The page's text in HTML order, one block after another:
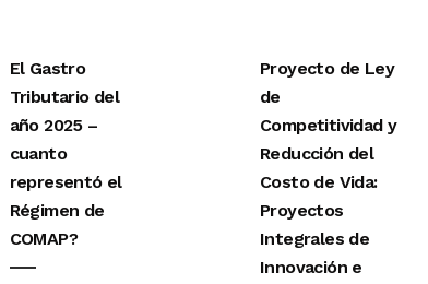
El Gastro
Tributario del
año 2025 –
cuanto
representó el
Régimen de
COMAP?
Proyecto de Ley
de
Competitividad y
Reducción del
Costo de Vida:
Proyectos
Integrales de
Innovación e